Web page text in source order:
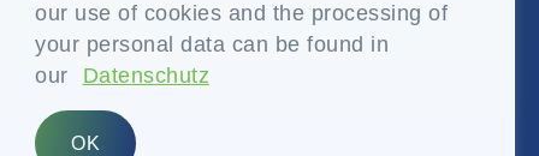
our use of cookies and the processing of
your personal data can be found in
our
Datenschutz
OK
German